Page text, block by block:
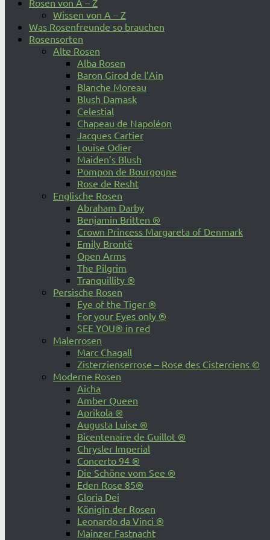
Rosen von A – Z
Wissen von A – Z
Was Rosenfreunde so brauchen
Rosensorten
Alte Rosen
Alba Rosen
Baron Girod de l’Ain
Blanche Moreau
Blush Damask
Celestial
Chapeau de Napoléon
Jacques Cartier
Louise Odier
Maiden’s Blush
Pompon de Bourgogne
Rose de Resht
Englische Rosen
Abraham Darby
Benjamin Britten ®
Crown Princess Margareta of Denmark
Emily Brontë
Open Arms
The Pilgrim
Tranquillity ®
Persische Rosen
Eye of the Tiger ®
For your Eyes only ®
SEE YOU® in red
Malerrosen
Marc Chagall
Zisterzienserrose – Rose des Cisterciens ©
Moderne Rosen
Aicha
Amber Queen
Aprikola ®
Augusta Luise ®
Bicentenaire de Guillot ®
Chrysler Imperial
Concerto 94 ®
Die Schöne vom See ®
Eden Rose 85®
Gloria Dei
Königin der Rosen
Leonardo da Vinci ®
Mainzer Fastnacht